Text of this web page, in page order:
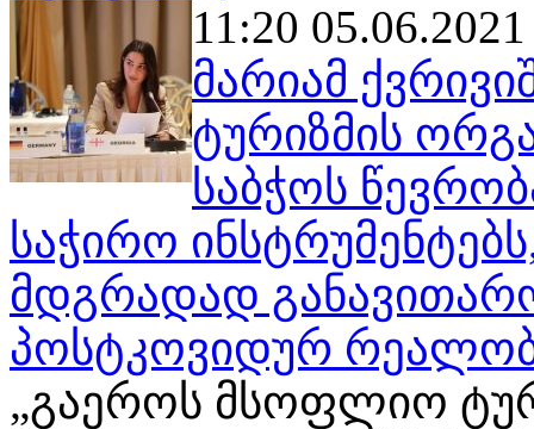
11:20 05.06.2021
მარიამ
ტურიზმის
საბჭოს
საჭირო
მდგრადად
პოსტკოვიდურ
„გაეროს მსოფლიო